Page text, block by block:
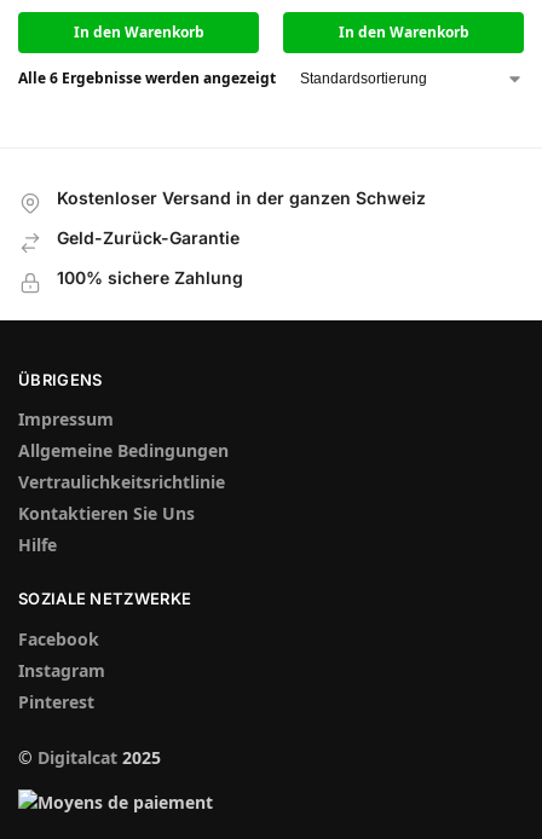
In den Warenkorb In den Warenkorb
Alle 6 Ergebnisse werden angezeigt
Kostenloser Versand in der ganzen Schweiz
Geld-Zurück-Garantie
100% sichere Zahlung
ÜBRIGENS
Impressum
Allgemeine Bedingungen
Vertraulichkeitsrichtlinie
Kontaktieren Sie Uns
Hilfe
SOZIALE NETZWERKE
Facebook
Instagram
Pinterest
© Digitalcat 2025